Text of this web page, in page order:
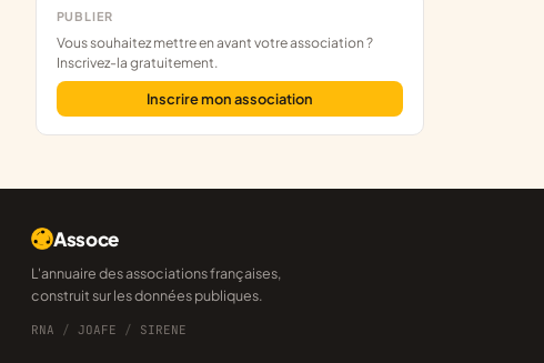
PUBLIER
Vous souhaitez mettre en avant votre association ?
Inscrivez-la gratuitement.
Inscrire mon association
Assoce
L'annuaire des associations françaises,
construit sur les données publiques.
RNA / JOAFE / SIRENE